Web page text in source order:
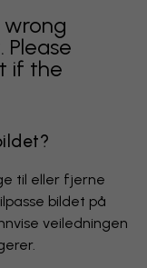
if the
til eller fjerne
bildet på
veiledningen